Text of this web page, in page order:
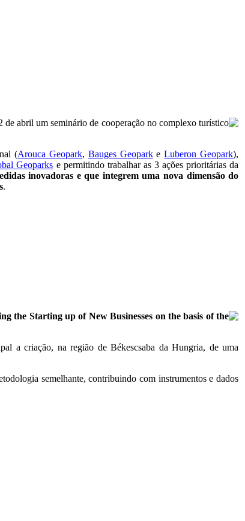
de abril um seminário de cooperação no complexo turístico
(Arouca Geopark, Bauges GeoparkeLuberon Geopark),
Geoparks e permitindo trabalhar as 3 ações prioritárias da
inovadoras e que integrem uma nova dimensão do
.
the Starting up of New Businesses on the basis of the
a criação, na região de Békescsaba da Hungria, de uma
semelhante, contribuindo com instrumentos e dados